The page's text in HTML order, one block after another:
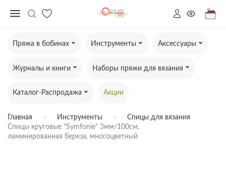
Пряжа в бобинах Инструменты Аксессуары
Журналы и книги Наборы пряжи для вязания
Каталог-Распродажа Акции
Главная Инструменты
Спицы для вязания
Спицы круговые "Symfonie" 3мм/100см,
ламинированная береза, многоцветный